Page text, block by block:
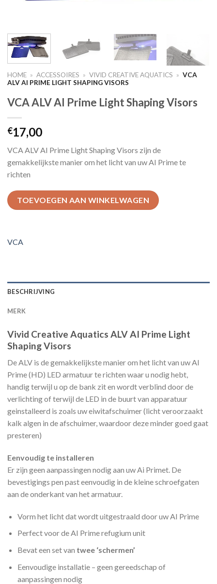
HOME » ACCESSOIRES » VIVID CREATIVE AQUATICS » VCA
ALV AI PRIME LIGHT SHAPING VISORS
VCA ALV AI Prime Light Shaping Visors
€17,00
VCA ALV AI Prime Light Shaping Visors zijn de
gemakkelijkste manier om het licht van uw AI Prime te
richten
TOEVOEGEN AAN WINKELWAGEN
VCA
BESCHRIJVING
MERK
Vivid Creative Aquatics ALV AI Prime Light
Shaping Visors
De ALV is de gemakkelijkste manier om het licht van uw AI
Prime (HD) LED armatuur te richten waar u nodig hebt,
handig terwijl u op de bank zit en wordt verblind door de
verlichting of terwijl de LED in de buurt van apparatuur
geinstalleerd is zoals uw eiwitafschuimer (licht veroorzaakt
kalk algen in de afschuimer, waardoor deze minder goed gaat
presteren)
Eenvoudig te installeren
Er zijn geen aanpassingen nodig aan uw Ai Primet. De
bevestigings pen past eenvoudig in de kleine schroefgaten
aan de onderkant van het armatuur.
Vorm het licht dat wordt uitgestraald door uw AI Prime
Perfect voor de AI Prime refugium unit
Bevat een set van twee ‘schermen’
Eenvoudige installatie – geen gereedschap of
aanpassingen nodig